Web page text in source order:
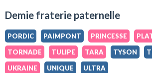
Demie fraterie paternelle
PORDIC PAIMPONT PRINCESSE
TORNADE
TULIPE TARA TYSON
UKRAINE
UNIQUE ULTRA